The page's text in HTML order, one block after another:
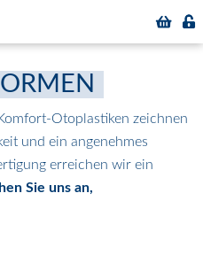
Otoplastiken zeichnen
und ein angenehmes
erreichen wir ein
Sie uns an,